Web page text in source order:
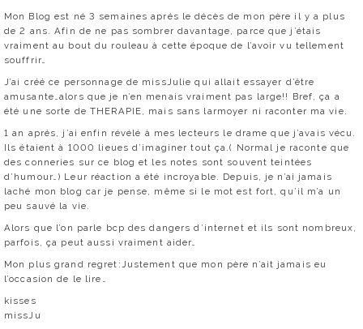
Mon Blog est né 3 semaines aprés le décès de mon père il y a plus
de 2 ans. Afin de ne pas sombrer davantage, parce que j’étais
vraiment au bout du rouleau à cette époque de l’avoir vu tellement
souffrir…
J’ai créé ce personnage de missJulie qui allait essayer d’être
amusante…alors que je n’en menais vraiment pas large!! Bref, ça a
été une sorte de THERAPIE, mais sans larmoyer ni raconter ma vie.
1 an aprés, j’ai enfin révélé à mes lecteurs le drame que j’avais vécu.
Ils étaient à 1000 lieues d’imaginer tout ça.( Normal je raconte que
des conneries sur ce blog et les notes sont souvent teintées
d’humour…) Leur réaction a été incroyable. Depuis, je n’ai jamais
laché mon blog car je pense, même si le mot est fort, qu’il m’a un
peu sauvé la vie.
Alors que l’on parle bcp des dangers d’internet et ils sont nombreux,
parfois, ça peut aussi vraiment aider…
Mon plus grand regret:Justement que mon père n’ait jamais eu
l’occasion de le lire…
kisses
missJu